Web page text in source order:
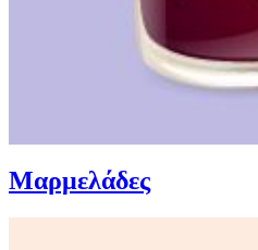
Μαρμελάδες